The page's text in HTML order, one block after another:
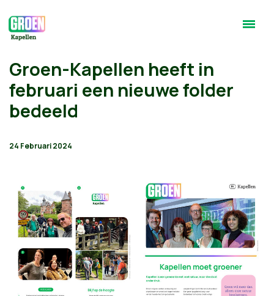
Groen-Kapellen heeft in
februari een nieuwe folder
bedeeld
24 Februari 2024